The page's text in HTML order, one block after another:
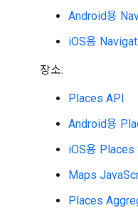
Android용
iOS용
장소:
Places API
Android용
iOS용 Places
Maps
Places